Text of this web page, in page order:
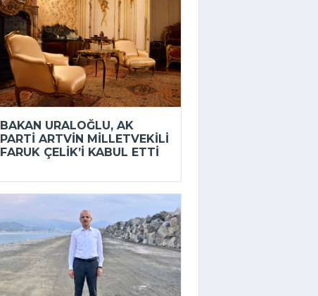
BAKAN URALOĞLU, AK
PARTI ARTVIN MILLETVEKILI
FARUK ÇELIK’I KABUL ETTI